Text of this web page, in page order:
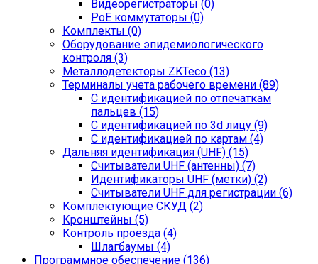
Видеорегистраторы (0)
PoE коммутаторы (0)
Комплекты (0)
Оборудование эпидемиологического
контроля (3)
Металлодетекторы ZKTeco (13)
Терминалы учета рабочего времени (89)
С идентификацией по отпечаткам
пальцев (15)
С идентификацией по 3d лицу (9)
С идентификацией по картам (4)
Дальняя идентификация (UHF) (15)
Считыватели UHF (антенны) (7)
Идентификаторы UHF (метки) (2)
Считыватели UHF для регистрации (6)
Комплектующие СКУД (2)
Кронштейны (5)
Контроль проезда (4)
Шлагбаумы (4)
Программное обеспечение (136)